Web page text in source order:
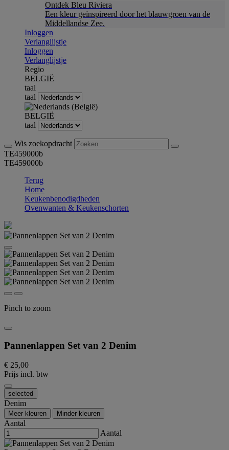
Ontdek Bleu Riviera
Een kleur geïnspireerd door het blauwgroen van de
Middellandse Zee.
Inloggen
Verlanglijstje
Inloggen
Verlanglijstje
Regio
BELGIË
taal
taal
BELGIË
taal
Wis zoekopdracht
TE459000b
TE459000b
Terug
Home
Keukenbenodigdheden
Ovenwanten & Keukenschorten
Pinch to zoom
Pannenlappen Set van 2 Denim
€ 25,00
Prijs incl. btw
selected
Denim
Meer kleuren Minder kleuren
Aantal
Aantal